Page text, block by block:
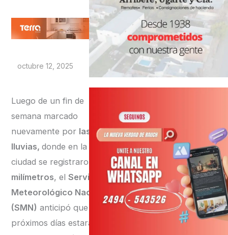
octubre 12, 2025
Luego de un fin de
semana marcado
nuevamente por las
lluvias,donde en la
ciudad se registraron
milímetros, elServicio
Meteorológico Nacional
(SMN) anticipó que los
próximos días estarán